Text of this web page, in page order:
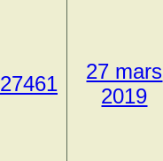
27461
27 mars
2019